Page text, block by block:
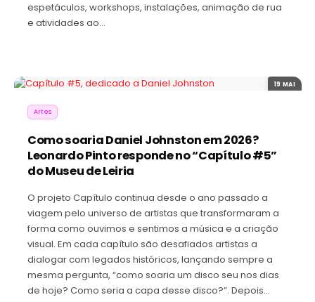
espetáculos, workshops, instalações, animação de rua
e atividades ao…
19 MAI
Artes
Como soaria Daniel Johnston em 2026?
Leonardo Pinto responde no “Capítulo #5”
do Museu de Leiria
O projeto Capítulo continua desde o ano passado a
viagem pelo universo de artistas que transformaram a
forma como ouvimos e sentimos a música e a criação
visual. Em cada capítulo são desafiados artistas a
dialogar com legados históricos, lançando sempre a
mesma pergunta, “como soaria um disco seu nos dias
de hoje? Como seria a capa desse disco?”. Depois…